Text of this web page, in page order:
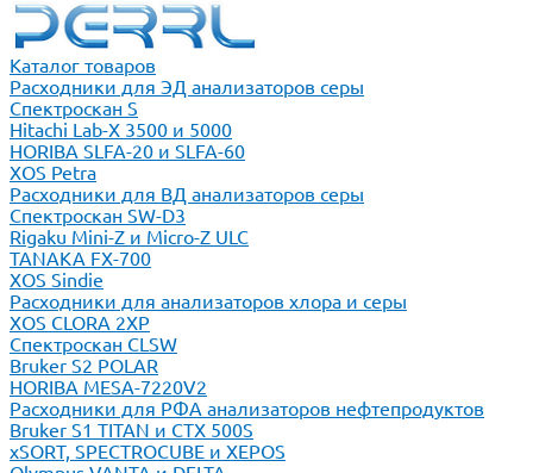
Каталог товаров
Расходники для ЭД анализаторов серы
Спектроскан S
Hitachi Lab-X 3500 и 5000
HORIBA SLFA-20 и SLFA-60
XOS Petra
Расходники для ВД анализаторов серы
Спектроскан SW-D3
Rigaku Mini-Z и Micro-Z ULC
TANAKA FX-700
XOS Sindie
Расходники для анализаторов хлора и серы
XOS CLORA 2XP
Спектроскан CLSW
Bruker S2 POLAR
HORIBA MESA-7220V2
Расходники для РФА анализаторов нефтепродуктов
Bruker S1 TITAN и CTX 500S
xSORT, SPECTROCUBE и XEPOS